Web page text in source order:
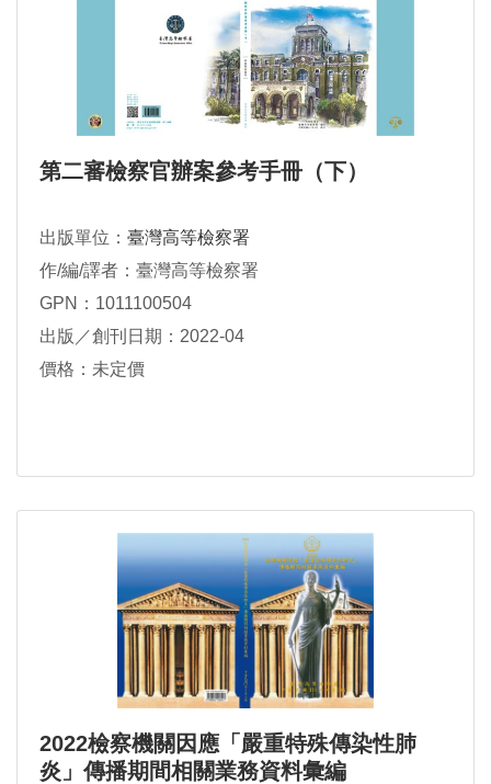
第二審檢察官辦案參考手冊（下）
出版單位： 臺灣高等檢察署
作/編/譯者：臺灣高等檢察署
GPN：1011100504
出版／創刊日期：2022-04
價格：未定價
2022檢察機關因應「嚴重特殊傳染性肺
炎」傳播期間相關業務資料彙編